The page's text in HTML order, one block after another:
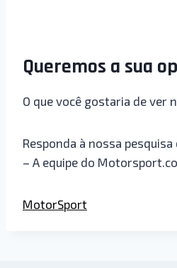
Queremos a sua
O que você gostaria de ver
Responda à nossa pesquisa
– A equipe do
MotorSport